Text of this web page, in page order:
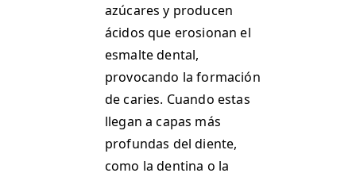
azúcares y producen
ácidos que erosionan el
esmalte dental,
provocando la formación
de caries. Cuando estas
llegan a capas más
profundas del diente,
como la dentina o la